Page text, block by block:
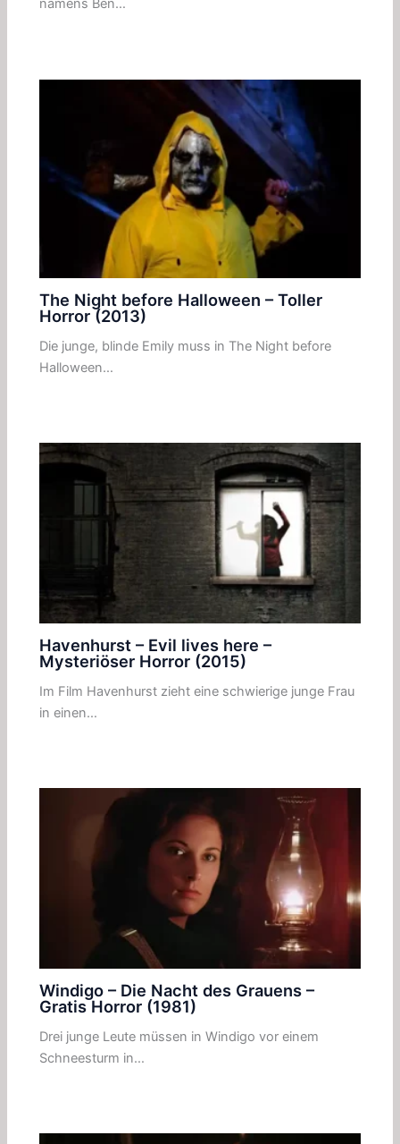
namens Ben…
The Night before Halloween – Toller
Horror (2013)
Die junge, blinde Emily muss in The Night before
Halloween…
Havenhurst – Evil lives here –
Mysteriöser Horror (2015)
Im Film Havenhurst zieht eine schwierige junge Frau
in einen…
Windigo – Die Nacht des Grauens –
Gratis Horror (1981)
Drei junge Leute müssen in Windigo vor einem
Schneesturm in…